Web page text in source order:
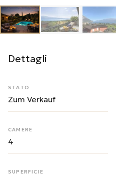
Dettagli
STATO
Zum Verkauf
CAMERE
4
SUPERFICIE